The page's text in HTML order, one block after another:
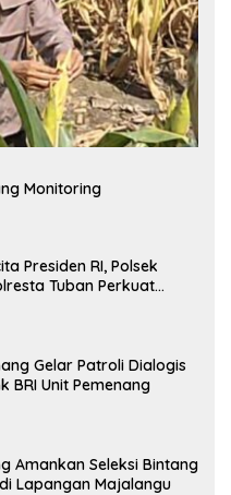
Monitoring
Presiden RI, Polsek
Tuban Perkuat
Gelar Patroli Dialogis
BRI Unit Pemenang
Amankan Seleksi Bintang
Lapangan Majalangu